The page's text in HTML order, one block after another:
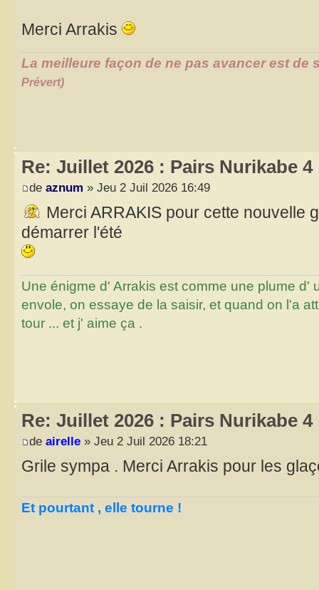
Merci Arrakis
La meilleure façon de ne pas avancer est de
Prévert)
Re: Juillet 2026 : Pairs Nurikabe 4
de aznum » Jeu 2 Juil 2026 16:49
Merci ARRAKIS pour cette nouvelle
démarrer l'été
Une énigme d' Arrakis est comme une plume d'
envole, on essaye de la saisir, et quand on l'a
tour ... et j' aime ça .
Re: Juillet 2026 : Pairs Nurikabe 4
de airelle » Jeu 2 Juil 2026 18:21
Grile sympa . Merci Arrakis pour les
Et pourtant , elle tourne !